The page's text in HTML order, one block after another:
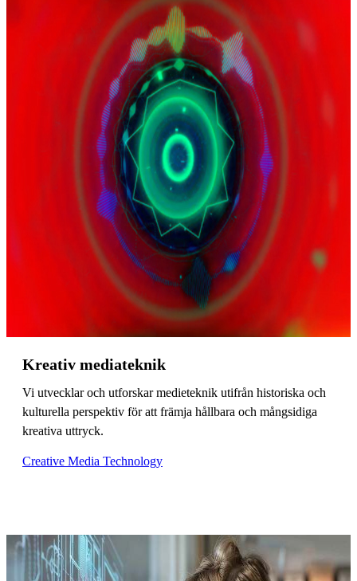
Kreativ mediateknik
Vi utvecklar och utforskar medieteknik utifrån historiska och
kulturella perspektiv för att främja hållbara och mångsidiga
kreativa uttryck.
Creative Media Technology